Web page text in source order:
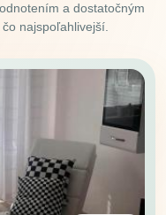
a dostatočným
najspoľahlivejší.